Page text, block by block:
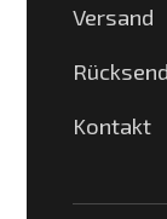
Versand
Kontakt